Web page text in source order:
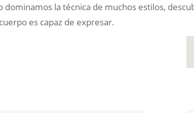
dominamos la técnica de muchos estilos,
es capaz de expresar.